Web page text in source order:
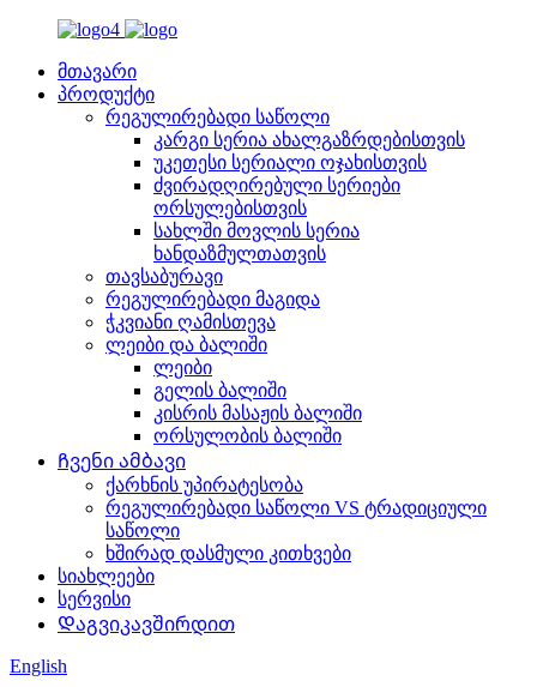
მთავარი
პროდუქტი
რეგულირებადი საწოლი
კარგი სერია ახალგაზრდებისთვის
უკეთესი სერიალი ოჯახისთვის
ძვირადღირებული სერიები
ორსულებისთვის
სახლში მოვლის სერია
ხანდაზმულთათვის
თავსაბურავი
რეგულირებადი მაგიდა
ჭკვიანი ღამისთევა
ლეიბი და ბალიში
ლეიბი
გელის ბალიში
კისრის მასაჟის ბალიში
ორსულობის ბალიში
Ჩვენი ამბავი
ქარხნის უპირატესობა
რეგულირებადი საწოლი VS ტრადიციული
საწოლი
ხშირად დასმული კითხვები
სიახლეები
სერვისი
Დაგვიკავშირდით
English